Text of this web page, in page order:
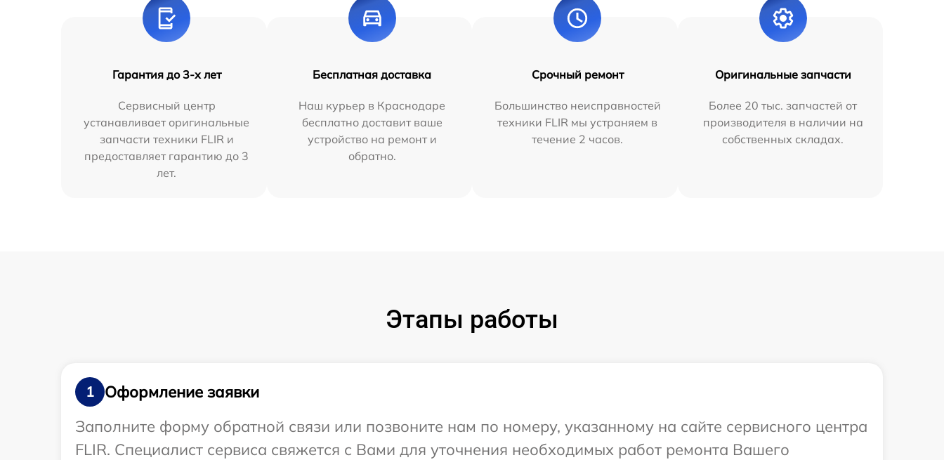
Гарантия до 3-х лет
Сервисный центр
устанавливает оригинальные
запчасти техники FLIR и
предоставляет гарантию до 3
лет.
Бесплатная доставка
Наш курьер в Краснодаре
бесплатно доставит ваше
устройство на ремонт и
обратно.
Срочный ремонт
Большинство неисправностей
техники FLIR мы устраняем в
течение 2 часов.
Оригинальные запчасти
Более 20 тыс. запчастей от
производителя в наличии на
собственных складах.
Этапы работы
1
Оформление заявки
Заполните форму обратной связи или позвоните нам по номеру, указанному на сайте сервисного центра
FLIR. Специалист сервиса свяжется с Вами для уточнения необходимых работ ремонта Вашего